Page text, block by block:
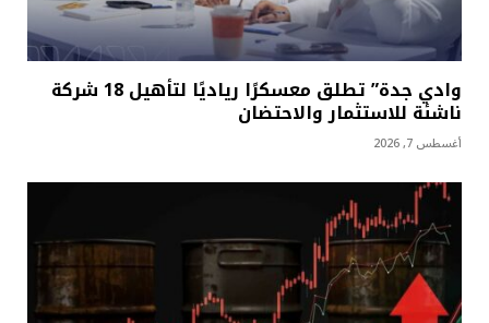
وادي جدة” تطلق معسكرًا رياديًا لتأهيل 18 شركة
ناشئة للاستثمار والاحتضان
أغسطس 7, 2026